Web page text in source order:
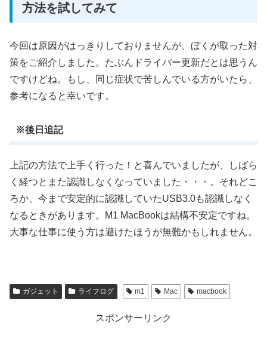
方法を試してみて
今回は原因がはっきりしておりませんが、ぼくが取った対
策をご紹介しました。たぶんドライバー更新だとは思うん
ですけどね。もし、同じ症状で苦しんでいる方がいたら、
参考になると幸いです。
※後日追記
上記の方法で上手く行った！と喜んでいましたが、しばら
く経つとまた認識しなくなっていました・・・。それどこ
ろか、今まで安定的に認識していたUSB3.0も認識しなく
なるときがあります。M1 MacBookは結構不安定ですね。
大事な仕事に使う方は避けたほうが無難かもしれません。
ガジェット ライフログ m1 Mac macbook
スポンサーリンク